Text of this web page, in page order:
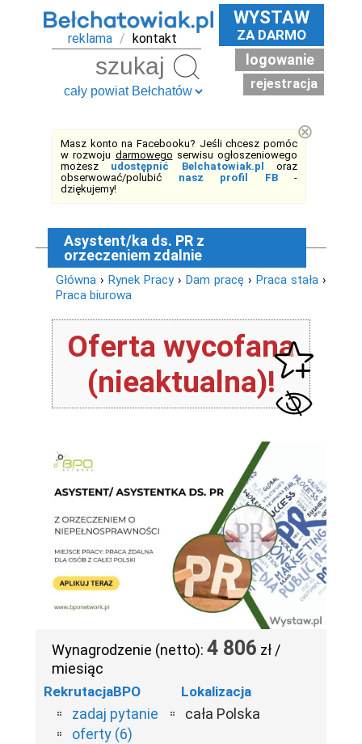
reklama / kontakt
WYSTAW
ZA DARMO
logowanie
rejestracja
Masz konto na Facebooku? Jeśli chcesz pomóc
w rozwoju darmowego serwisu ogłoszeniowego
możesz udostępnić Belchatowiak.pl
oraz
obserwować/polubić nasz profil FB-
dziękujemy!
⊗
Asystent/ka ds. PR z
orzeczeniem zdalnie
Główna › Rynek Pracy› Dam pracę › Praca stała ›
Praca biurowa
Oferta wycofana
(nieaktualna)!
Wynagrodzenie (netto): 4 806 zł /
miesiąc
RekrutacjaBPO
zadaj pytanie
oferty (6)
Lokalizacja
cała Polska